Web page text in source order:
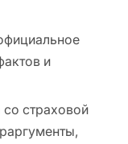
и
страховой